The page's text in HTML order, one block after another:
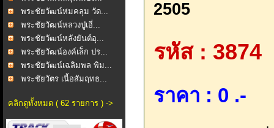
พระชัยวัฒน์ห่มคลุม วัด...
พระชัยวัฒน์หลวงปู่เอี่...
พระชัยวัฒน์หลังยันต์อุ...
พระชัยวัฒน์องค์เล็ก ปร...
พระชัยวัฒน์เฉลิมพล พิม...
พระชัยวัตร เนื้อสัมฤทธ...
คลิกดูทั้งหมด ( 62 รายการ ) ->
2505
รหัส : 3874
ราคา : 0 .-